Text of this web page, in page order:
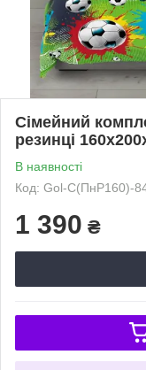
Сімейний
резинці
В наявності
Код: Gol-С(ПнР160)-
1 390 ₴